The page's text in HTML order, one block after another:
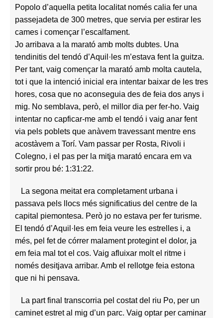
Popolo d’aquella petita localitat només calia fer una
passejadeta de 300 metres, que servia per estirar les
cames i començar l’escalfament.
Jo arribava a la marató amb molts dubtes. Una
tendinitis del tendó d’Aquil·les m’estava fent la guitza.
Per tant, vaig començar la marató amb molta cautela,
tot i que la intenció inicial era intentar baixar de les tres
hores, cosa que no aconseguia des de feia dos anys i
mig. No semblava, però, el millor dia per fer-ho. Vaig
intentar no capficar-me amb el tendó i vaig anar fent
via pels poblets que anàvem travessant mentre ens
acostàvem a Torí. Vam passar per Rosta, Rivoli i
Colegno, i el pas per la mitja marató encara em va
sortir prou bé: 1:31:22.
La segona meitat era completament urbana i
passava pels llocs més significatius del centre de la
capital piemontesa. Però jo no estava per fer turisme.
El tendó d’Aquil·les em feia veure les estrelles i, a
més, pel fet de córrer malament protegint el dolor, ja
em feia mal tot el cos. Vaig afluixar molt el ritme i
només desitjava arribar. Amb el rellotge feia estona
que ni hi pensava.
La part final transcorria pel costat del riu Po, per un
caminet estret al mig d’un parc. Vaig optar per caminar